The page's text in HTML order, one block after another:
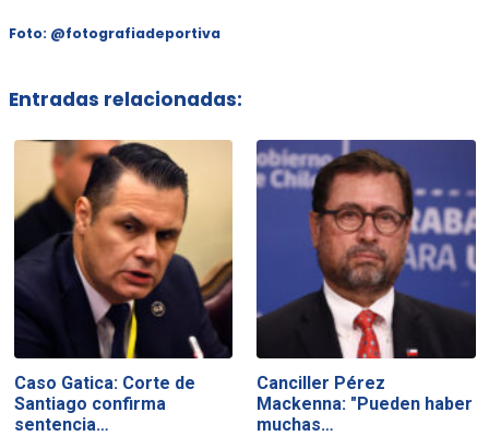
Foto: @fotografiadeportiva
Entradas relacionadas:
Caso Gatica: Corte de
Santiago confirma
sentencia…
Canciller Pérez
Mackenna: "Pueden haber
muchas…